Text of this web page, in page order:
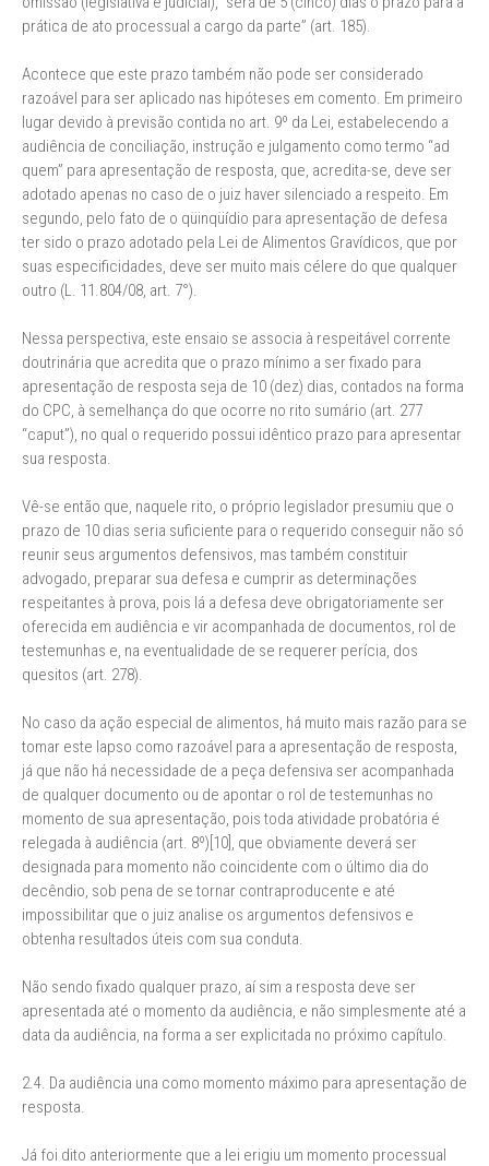
prática de ato processual a cargo da parte” (art. 185).
Acontece que este prazo também não pode ser considerado
razoável para ser aplicado nas hipóteses em comento. Em primeiro
lugar devido à previsão contida no art. 9º da Lei, estabelecendo a
audiência de conciliação, instrução e julgamento como termo “ad
quem” para apresentação de resposta, que, acredita-se, deve ser
adotado apenas no caso de o juiz haver silenciado a respeito. Em
segundo, pelo fato de o qüinqüídio para apresentação de defesa
ter sido o prazo adotado pela Lei de Alimentos Gravídicos, que por
suas especificidades, deve ser muito mais célere do que qualquer
outro (L. 11.804/08, art. 7°).
Nessa perspectiva, este ensaio se associa à respeitável corrente
doutrinária que acredita que o prazo mínimo a ser fixado para
apresentação de resposta seja de 10 (dez) dias, contados na forma
do CPC, à semelhança do que ocorre no rito sumário (art. 277
“caput”), no qual o requerido possui idêntico prazo para apresentar
sua resposta.
Vê-se então que, naquele rito, o próprio legislador presumiu que o
prazo de 10 dias seria suficiente para o requerido conseguir não só
reunir seus argumentos defensivos, mas também constituir
advogado, preparar sua defesa e cumprir as determinações
respeitantes à prova, pois lá a defesa deve obrigatoriamente ser
oferecida em audiência e vir acompanhada de documentos, rol de
testemunhas e, na eventualidade de se requerer perícia, dos
quesitos (art. 278).
No caso da ação especial de alimentos, há muito mais razão para se
tomar este lapso como razoável para a apresentação de resposta,
já que não há necessidade de a peça defensiva ser acompanhada
de qualquer documento ou de apontar o rol de testemunhas no
momento de sua apresentação, pois toda atividade probatória é
relegada à audiência (art. 8º)[10], que obviamente deverá ser
designada para momento não coincidente com o último dia do
decêndio, sob pena de se tornar contraproducente e até
impossibilitar que o juiz analise os argumentos defensivos e
obtenha resultados úteis com sua conduta.
Não sendo fixado qualquer prazo, aí sim a resposta deve ser
apresentada até o momento da audiência, e não simplesmente até a
data da audiência, na forma a ser explicitada no próximo capítulo.
2.4. Da audiência una como momento máximo para apresentação de
resposta.
Já foi dito anteriormente que a lei erigiu um momento processual